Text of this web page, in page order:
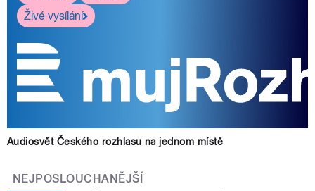
Živé vysílání
Audiosvět Českého rozhlasu na jednom místě
NEJPOSLOUCHANĚJŠÍ